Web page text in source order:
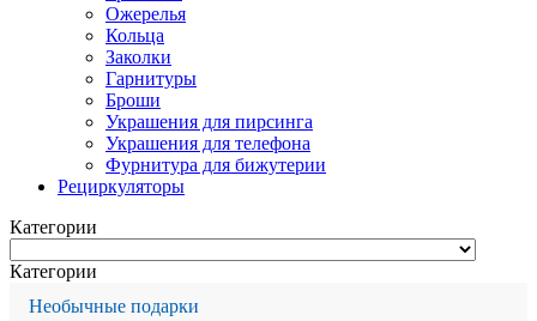
Ожерелья
Кольца
Заколки
Гарнитуры
Броши
Украшения для пирсинга
Украшения для телефона
Фурнитура для бижутерии
Рециркуляторы
Категории
Категории
Необычные подарки